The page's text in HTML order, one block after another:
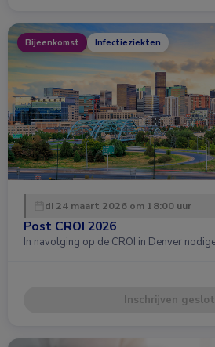
Bijeenkomst Infectieziekten
di 24 maart 2026 om 18:00 uur
Post CROI 2026
In navolging op de CROI in Denver
Inschrijven